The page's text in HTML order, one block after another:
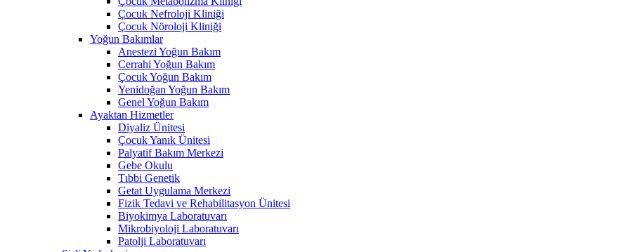
Çocuk Nefroloji Kliniği
Çocuk Nöroloji Kliniği
Yoğun Bakımlar
Anestezi Yoğun Bakım
Cerrahi Yoğun Bakım
Çocuk Yoğun Bakım
Yenidoğan Yoğun Bakım
Genel Yoğun Bakım
Ayaktan Hizmetler
Diyaliz Ünitesi
Çocuk Yanık Ünitesi
Palyatif Bakım Merkezi
Gebe Okulu
Tıbbi Genetik
Getat Uygulama Merkezi
Fizik Tedavi ve Rehabilitasyon Ünitesi
Biyokimya Laboratuvarı
Mikrobiyoloji Laboratuvarı
Patolji Laboratuvarı